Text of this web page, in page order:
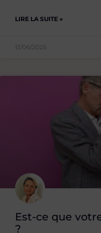
LIRE LA SUITE »
13/06/2025
Est-ce que
?